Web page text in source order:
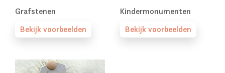
Grafstenen
Bekijk voorbeelden
Kindermonumenten
Bekijk voorbeelden